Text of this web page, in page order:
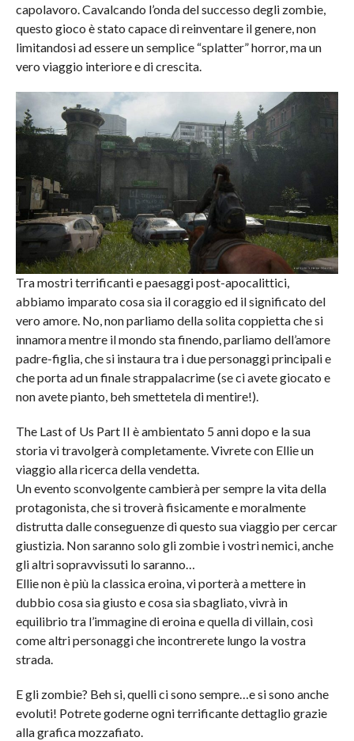
capolavoro. Cavalcando l’onda del successo degli zombie,
questo gioco è stato capace di reinventare il genere, non
limitandosi ad essere un semplice “splatter” horror, ma un
vero viaggio interiore e di crescita.
Tra mostri terrificanti e paesaggi post-apocalittici,
abbiamo imparato cosa sia il coraggio ed il significato del
vero amore. No, non parliamo della solita coppietta che si
innamora mentre il mondo sta finendo, parliamo dell’amore
padre-figlia, che si instaura tra i due personaggi principali e
che porta ad un finale strappalacrime (se ci avete giocato e
non avete pianto, beh smettetela di mentire!).
The Last of Us Part II è ambientato 5 anni dopo e la sua
storia vi travolgerà completamente. Vivrete con Ellie un
viaggio alla ricerca della vendetta.
Un evento sconvolgente cambierà per sempre la vita della
protagonista, che si troverà fisicamente e moralmente
distrutta dalle conseguenze di questo sua viaggio per cercar
giustizia. Non saranno solo gli zombie i vostri nemici, anche
gli altri sopravvissuti lo saranno…
Ellie non è più la classica eroina, vi porterà a mettere in
dubbio cosa sia giusto e cosa sia sbagliato, vivrà in
equilibrio tra l’immagine di eroina e quella di villain, così
come altri personaggi che incontrerete lungo la vostra
strada.
E gli zombie? Beh si, quelli ci sono sempre…e si sono anche
evoluti! Potrete goderne ogni terrificante dettaglio grazie
alla grafica mozzafiato.